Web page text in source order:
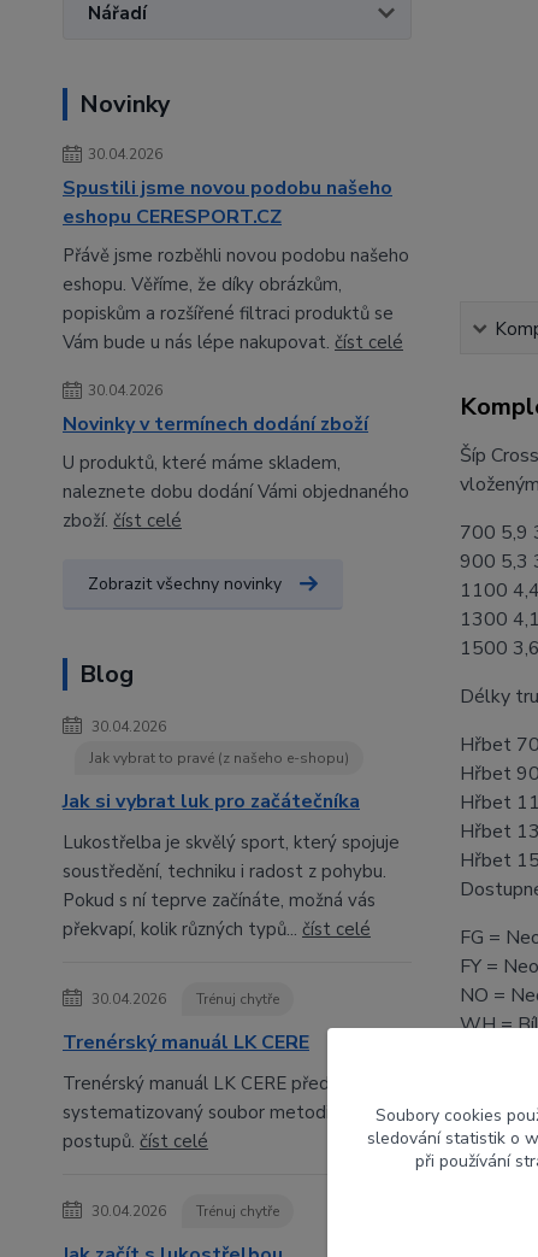
Nářadí
Novinky
30.04.2026
Spustili jsme novou podobu našeho
eshopu CERESPORT.CZ
Přávě jsme rozběhli novou podobu našeho
eshopu. Věříme, že díky obrázkům,
popiskům a rozšířené filtraci produktů se
Vám bude u nás lépe nakupovat. číst celé
30.04.2026
Novinky v termínech dodání zboží
U produktů, které máme skladem,
naleznete dobu dodání Vámi objednaného
zboží. číst celé
Zobrazit všechny novinky
Blog
30.04.2026
Jak vybrat to pravé (z našeho e-shopu)
Jak si vybrat luk pro začátečníka
Lukostřelba je skvělý sport, který spojuje
soustředění, techniku i radost z pohybu.
Pokud s ní teprve začínáte, možná vás
překvapí, kolik různých typů... číst celé
30.04.2026 Trénuj chytře
Trenérský manuál LK CERE
Trenérský manuál LK CERE představuje
systematizovaný soubor metodických
postupů. číst celé
30.04.2026 Trénuj chytře
Šíp
700 5,9
900 5,3
1100
1300
1500
Délky
Hřbet
Hřbet
Hřbet
Hřbet
Hřbet
FG =
FY =
NO =
WH =
Soubory cookies
sledování statistik o
při používání